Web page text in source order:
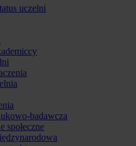
uczelni
badawcza
społeczne